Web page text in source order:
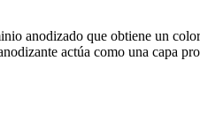
anodizado que obtiene un
actúa como una capa